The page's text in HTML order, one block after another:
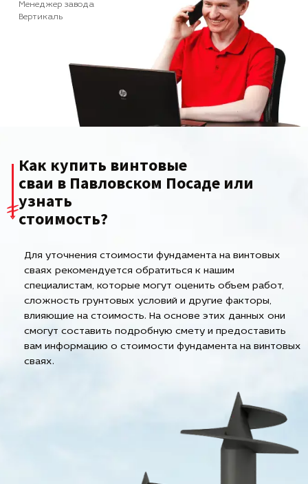
Менеджер завода
Вертикаль
Как купить винтовые
сваи в Павловском Посаде или
узнать
стоимость?
Для уточнения стоимости фундамента на винтовых
сваях рекомендуется обратиться к нашим
специалистам, которые могут оценить объем работ,
сложность грунтовых условий и другие факторы,
влияющие на стоимость. На основе этих данных они
смогут составить подробную смету и предоставить
вам информацию о стоимости фундамента на винтовых
сваях.